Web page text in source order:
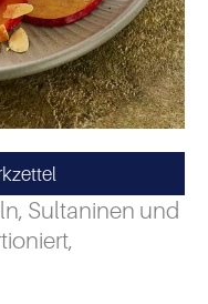
Sultaninen und